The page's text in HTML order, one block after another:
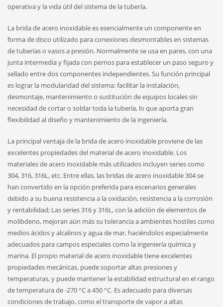
operativa y la vida útil del sistema de la tubería.
La brida de acero inoxidable es esencialmente un componente en
forma de disco utilizado para conexiones desmontables en sistemas
de tuberías o vasos a presión. Normalmente se usa en pares, con una
junta intermedia y fijada con pernos para establecer un paso seguro y
sellado entre dos componentes independientes. Su función principal
es lograr la modularidad del sistema: facilitar la instalación,
desmontaje, mantenimiento o sustitución de equipos locales sin
necesidad de cortar o soldar toda la tubería, lo que aporta gran
flexibilidad al diseño y mantenimiento de la ingeniería.
La principal ventaja de la brida de acero inoxidable proviene de las
excelentes propiedades del material de acero inoxidable. Los
materiales de acero inoxidable más utilizados incluyen series como
304, 316, 316L, etc. Entre ellas, las bridas de acero inoxidable 304 se
han convertido en la opción preferida para escenarios generales
debido a su buena resistencia a la oxidación, resistencia a la corrosión
y rentabilidad; Las series 316 y 316L, con la adición de elementos de
molibdeno, mejoran aún más su tolerancia a ambientes hostiles como
medios ácidos y alcalinos y agua de mar, haciéndolos especialmente
adecuados para campos especiales como la ingeniería química y
marina. El propio material de acero inoxidable tiene excelentes
propiedades mecánicas, puede soportar altas presiones y
temperaturas, y puede mantener la estabilidad estructural en el rango
de temperatura de -270 °C a 450 °C. Es adecuado para diversas
condiciones de trabajo, como el transporte de vapor a altas